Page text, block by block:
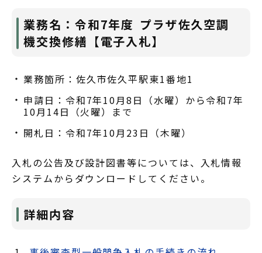
業務名：令和7年度 プラザ佐久空調
機交換修繕【電子入札】
業務箇所：佐久市佐久平駅東1番地1
申請日：令和7年10月8日（水曜）から令和7年
10月14日（火曜）まで
開札日：令和7年10月23日（木曜）
入札の公告及び設計図書等については、入札情報
システムからダウンロードしてください。
詳細内容